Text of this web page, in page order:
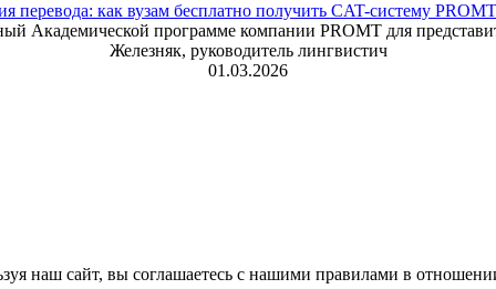
перевода: как вузам бесплатно получить CAT-систему
Академической программе компании PROMT для
Железняк, руководитель лингвистич
01.03.2026
наш сайт, вы соглашаетесь с нашими правилами в